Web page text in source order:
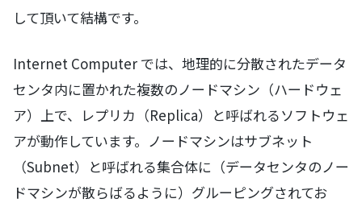
して頂いて結構です。
Internet Computer では、地理的に分散されたデータ
センタ内に置かれた複数のノードマシン（ハードウェ
ア）上で、レプリカ（Replica）と呼ばれるソフトウェ
アが動作しています。ノードマシンはサブネット
（Subnet）と呼ばれる集合体に（データセンタのノー
ドマシンが散らばるように）グルーピングされてお